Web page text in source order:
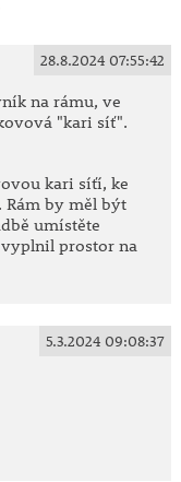
28.8.2024 07:55:42
na rámu, ve
"kari síť".
kari síťí, ke
by měl být
umístěte
prostor na
5.3.2024 09:08:37